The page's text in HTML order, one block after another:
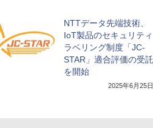
NTTデータ先端技術、
IoT製品のセキュリティ
ラベリング制度「JC-
STAR」適合評価の受託
を開始
2025年6月25日